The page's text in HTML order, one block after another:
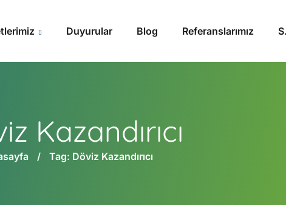
Duyurular Blog Referanslarımız
Kazandırıcı
Tag: Döviz Kazandırıcı